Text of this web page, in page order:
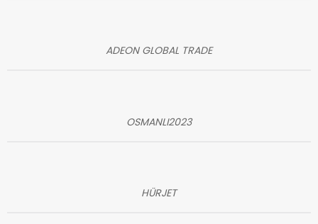
ADEON GLOBAL TRADE
OSMANLI2023
HÜRJET